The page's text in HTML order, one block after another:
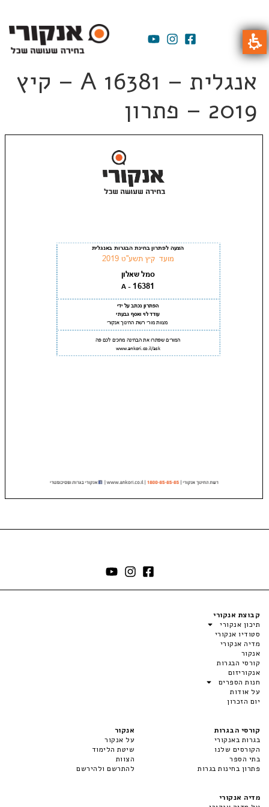
אנגלית – A 16381 – קיץ
2019 – פתרון
קבוצת אנקורי
תיכון אנקורי
סטודיו אנקורי
מדיה אנקורי
אנקור
קורסי הבגרות
אנקוריזום
חנות הספרים
על אודות
יום הזכרון
קורסי הבגרות
בגרות באנקורי
הקורסים שלנו
בתי הספר
פתרון בחינות בגרות
אנקור
על אנקור
שיטת הלימוד
הצוות
להתרשם ולהירשם
מדיה אנקורי